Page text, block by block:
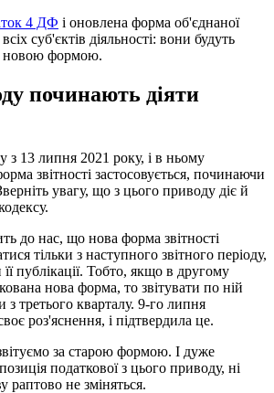
4 ДФ і оновлена форма об'єднаної
суб'єктів діяльності: вони будуть
новою формою.
починають діяти
з 13 липня 2021 року, і в ньому
звітності застосовується, починаючи
увагу, що з цього приводу діє й
до нас, що нова форма звітності
тільки з наступного звітного періоду,
публікації. Тобто, якщо в другому
нова форма, то звітувати по ній
третього кварталу. 9-го липня
роз'яснення, і підтвердила це.
за старою формою. І дуже
податкової з цього приводу, ні
раптово не зміняться.